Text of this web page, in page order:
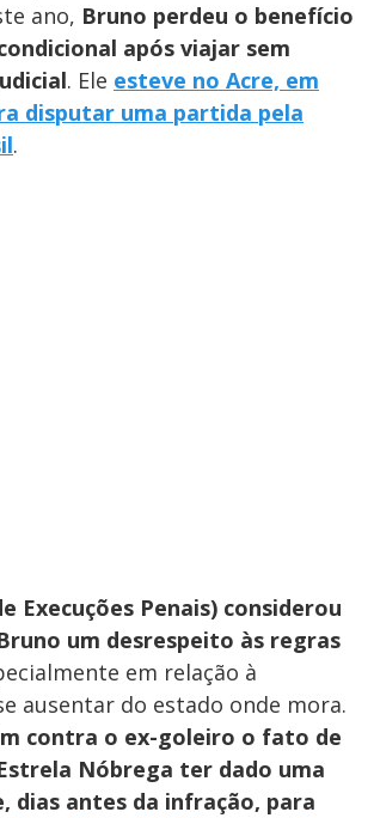
ano, Bruno perdeu o benefício
após viajar sem
. Ele esteve no Acre, em
disputar uma partida pela
.
Execuções Penais) considerou
um desrespeito às regras
em relação à
ausentar do estado onde mora.
contra o ex-goleiro o fato de
Nóbrega ter dado uma
dias antes da infração, para